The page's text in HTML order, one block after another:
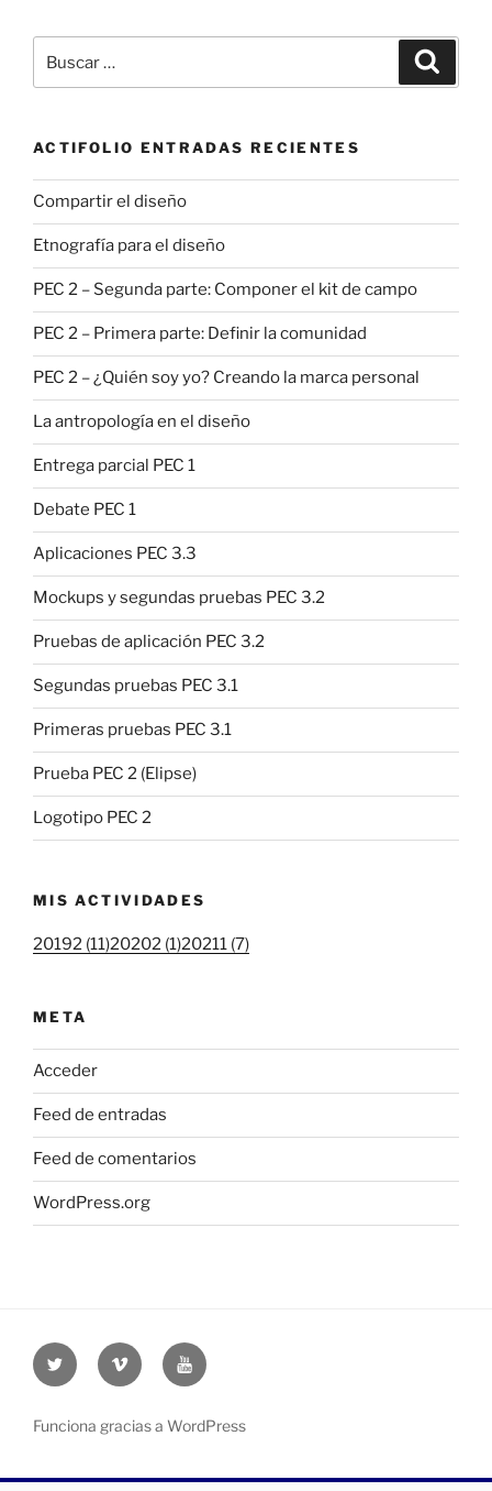
por:
ACTIFOLIO ENTRADAS RECIENTES
Compartir el diseño
Etnografía para el diseño
PEC 2 – Segunda parte: Componer el kit de campo
PEC 2 – Primera parte: Definir la comunidad
PEC 2 – ¿Quién soy yo? Creando la marca personal
La antropología en el diseño
Entrega parcial PEC 1
Debate PEC 1
Aplicaciones PEC 3.3
Mockups y segundas pruebas PEC 3.2
Pruebas de aplicación PEC 3.2
Segundas pruebas PEC 3.1
Primeras pruebas PEC 3.1
Prueba PEC 2 (Elipse)
Logotipo PEC 2
MIS ACTIVIDADES
20192 (11)20202 (1)20211 (7)
META
Acceder
Feed de entradas
Feed de comentarios
WordPress.org
Twitter
UOC
Vimeo
UOC
Youtube
UOC
Funciona gracias a WordPress